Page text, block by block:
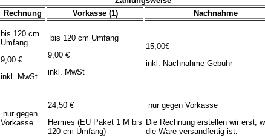
Rechnung
Vorkasse (1) Nachnahme
bis 120 cm
Umfang
9,00 €
inkl. MwSt
bis 120 cm Umfang
9,00 €
inkl. MwSt
15,00€
inkl. Nachnahme Gebühr
nur gegen
Vorkasse
24,50 €
Hermes (EU Paket 1 M bis
120 cm Umfang)
nur gegen Vorkasse
Die Rechnung erstellen wir erst,
die Ware versandfertig ist.